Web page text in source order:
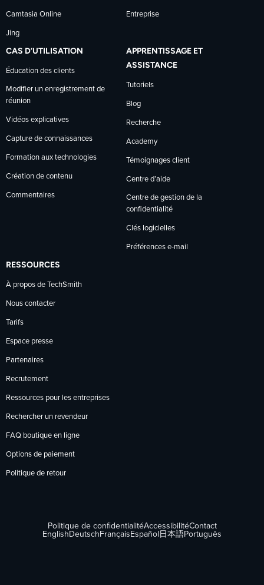
Camtasia Online
Jing
Entreprise
CAS D’UTILISATION
Éducation des clients
Modifier un enregistrement de
réunion
Vidéos explicatives
Capture de connaissances
Formation aux technologies
Création de contenu
Commentaires
APPRENTISSAGE ET
ASSISTANCE
Tutoriels
Blog
Recherche
Academy
Témoignages client
Centre d’aide
Centre de gestion de la
confidentialité
Clés logicielles
Préférences e-mail
RESSOURCES
À propos de TechSmith
Nous contacter
Tarifs
Espace presse
Partenaires
Recrutement
Ressources pour les entreprises
Rechercher un revendeur
FAQ boutique en ligne
Options de paiement
Politique de retour
Politique de confidentialitéAccessibilitéContact
English Deutsch Français Español 日本語Português